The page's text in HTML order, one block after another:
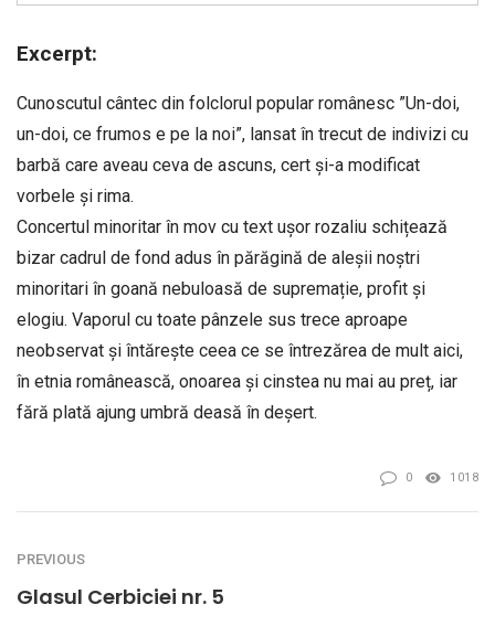
Excerpt:
Cunoscutul cântec din folclorul popular românesc ”Un-doi,
un-doi, ce frumos e pe la noi”, lansat în trecut de indivizi cu
barbă care aveau ceva de ascuns, cert și-a modificat
vorbele și rima.
Concertul minoritar în mov cu text ușor rozaliu schițează
bizar cadrul de fond adus în părăgină de aleșii noștri
minoritari în goană nebuloasă de supremație, profit și
elogiu. Vaporul cu toate pânzele sus trece aproape
neobservat și întărește ceea ce se întrezărea de mult aici,
în etnia românească, onoarea și cinstea nu mai au preț, iar
fără plată ajung umbră deasă în deșert.
0 1018
PREVIOUS
Glasul Cerbiciei nr. 5